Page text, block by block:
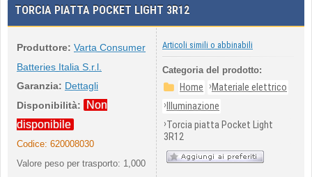
TORCIA PIATTA POCKET LIGHT 3R12
Produttore: Varta Consumer
Batteries Italia S.r.l.
Garanzia: Dettagli
Disponibilità:
Non
disponibile
Codice: 620008030
Valore peso per trasporto: 1,000
Articoli simili o abbinabili
Categoria del prodotto:
Home ›Materiale elettrico
› Illuminazione
›Torcia piatta Pocket Light
3R12